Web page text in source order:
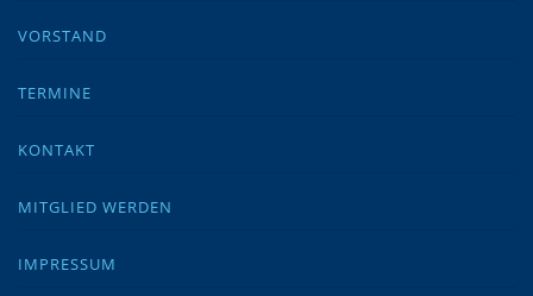
VORSTAND
TERMINE
KONTAKT
MITGLIED WERDEN
IMPRESSUM